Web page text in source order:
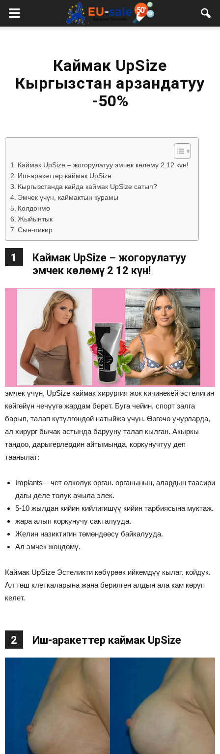
European
Каймак UpSize
Кыргызстан арзандатуу
-50%
Каймак UpSize – жогорулатуу эмчек көлөмү 2 12 күн!
Иш-аракеттер каймак UpSize
Кыргызстанда кайда каймак UpSize сатып?
Эмчек үчүн, каймактын курамы
Колдонмо
Жыйынтык
Сын-пикир
1
Каймак UpSize – жогорулатуу
эмчек көлөмү 2 12 күн!
эмчек үчүн, UpSize каймак хирургия жок кичинекей эстелигин
көйгөйүн чечүүгө жардам берет. Буга чейин, спорт залга
барып, талап күтүлгөндөй натыйжа үчүн. Өзгөчө учурларда,
ал хирург бычак астында барууну талап кылган. Акыркы
тандоо, дарыгерлердин айтымында, коркунучтуу деп
таанылат:
Implants – чет өлкөлүк орган. органынын, алардын таасири
дагы деле толук ачыла элек.
5-10 жылдан кийин кийлигишүү кийин тарбиясына муктаж.
жара алып коркунучу сакталууда.
Желин назиктигин төмөндөөсү байкалууда.
Ал эмчек жөндөмү.
Каймак UpSize Эстеликти көбүрөөк ийкемдүү кылат, койдук.
Ал төш клеткаларына жана берилген алдын ала кам көрүп
келет.
2 Иш-аракеттер каймак UpSize